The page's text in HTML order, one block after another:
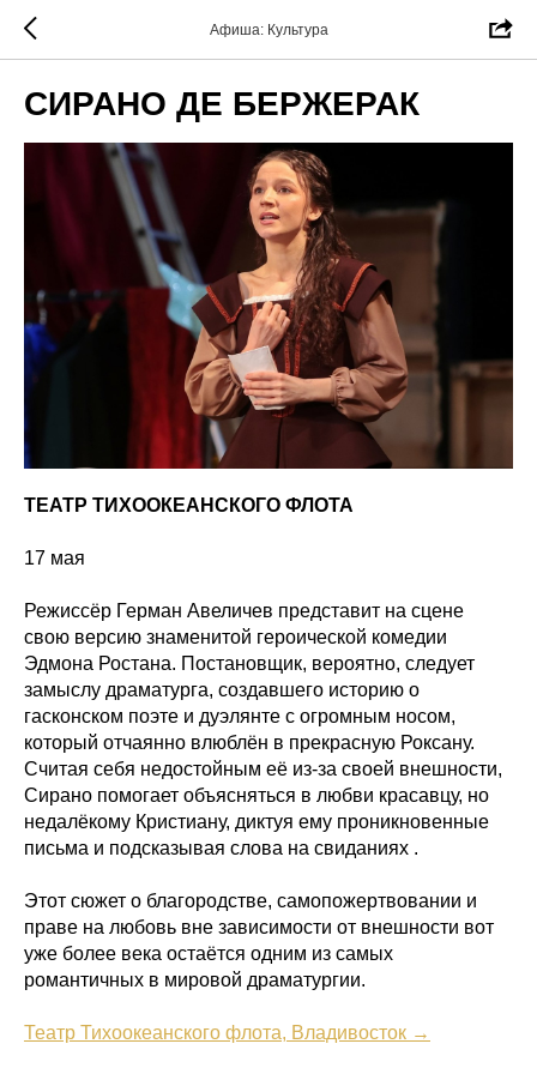
Афиша: Культура
СИРАНО ДЕ БЕРЖЕРАК
ТЕАТР ТИХООКЕАНСКОГО ФЛОТА
17 мая
Режиссёр Герман Авеличев представит на сцене
свою версию знаменитой героической комедии
Эдмона Ростана. Постановщик, вероятно, следует
замыслу драматурга, создавшего историю о
гасконском поэте и дуэлянте с огромным носом,
который отчаянно влюблён в прекрасную Роксану.
Считая себя недостойным её из-за своей внешности,
Сирано помогает объясняться в любви красавцу, но
недалёкому Кристиану, диктуя ему проникновенные
письма и подсказывая слова на свиданиях .
Этот сюжет о благородстве, самопожертвовании и
праве на любовь вне зависимости от внешности вот
уже более века остаётся одним из самых
романтичных в мировой драматургии.
Театр Тихоокеанского флота, Владивосток →